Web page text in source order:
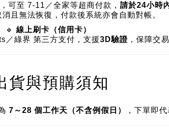
可至 7-11／全家等超商付款， 請於24小時
且無法恢復，付款後系統亦會自動對帳。
🔹 線上刷卡（信用卡）
綠界 第三方支付，支援3D驗證 ，保障交
貨與預購須知
7～28 個工作天（不含例假日） ，下單即